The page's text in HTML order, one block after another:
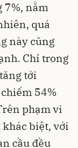
7%, nằm
quá
này cũng
Chỉ trong
tới
54%
phạm vi
khác biệt, với
cầu đều